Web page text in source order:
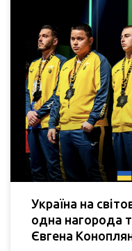
Україна на
одна нагорода
Євгена